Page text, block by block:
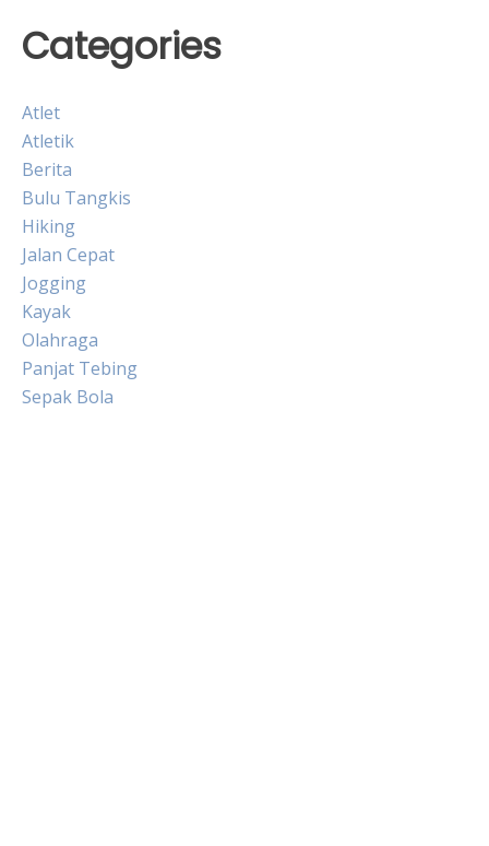
Categories
Atlet
Atletik
Berita
Bulu Tangkis
Hiking
Jalan Cepat
Jogging
Kayak
Olahraga
Panjat Tebing
Sepak Bola